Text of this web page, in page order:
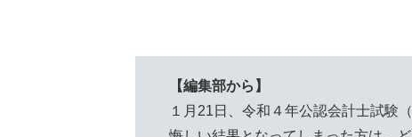
【編集部から】
１月21日、令和４年公認会計士試験